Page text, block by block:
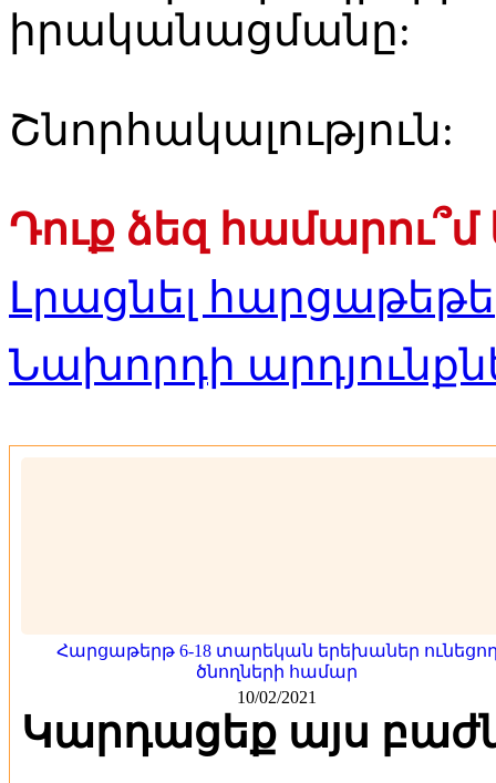
իրականացմանը:
Շնորհակալություն:
Դուք ձեզ
Լրացնել
Նախորդի
Հարցաթերթ 6-18 տարեկան երեխաներ
ծնողների համար
10/02/2021
Կարդացեք այս